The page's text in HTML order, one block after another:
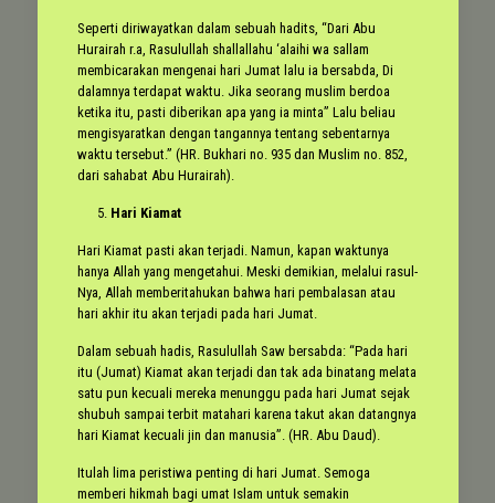
Seperti diriwayatkan dalam sebuah hadits, “Dari Abu
Hurairah r.a, Rasulullah shallallahu ‘alaihi wa sallam
membicarakan mengenai hari Jumat lalu ia bersabda, Di
dalamnya terdapat waktu. Jika seorang muslim berdoa
ketika itu, pasti diberikan apa yang ia minta” Lalu beliau
mengisyaratkan dengan tangannya tentang sebentarnya
waktu tersebut.” (HR. Bukhari no. 935 dan Muslim no. 852,
dari sahabat Abu Hurairah).
Hari Kiamat
Hari Kiamat pasti akan terjadi. Namun, kapan waktunya
hanya Allah yang mengetahui. Meski demikian, melalui rasul-
Nya, Allah memberitahukan bahwa hari pembalasan atau
hari akhir itu akan terjadi pada hari Jumat.
Dalam sebuah hadis, Rasulullah Saw bersabda: “Pada hari
itu (Jumat) Kiamat akan terjadi dan tak ada binatang melata
satu pun kecuali mereka menunggu pada hari Jumat sejak
shubuh sampai terbit matahari karena takut akan datangnya
hari Kiamat kecuali jin dan manusia”. (HR. Abu Daud).
Itulah lima peristiwa penting di hari Jumat. Semoga
memberi hikmah bagi umat Islam untuk semakin